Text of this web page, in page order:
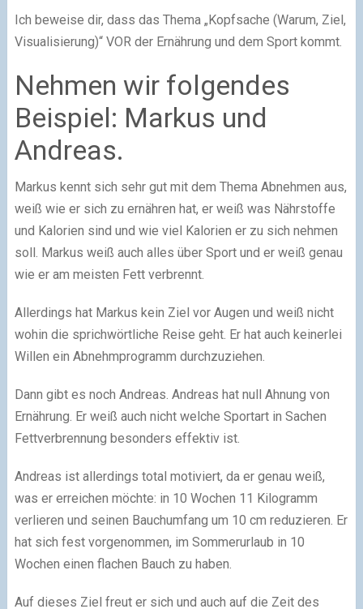
Ich beweise dir, dass das Thema „Kopfsache (Warum, Ziel,
Visualisierung)“ VOR der Ernährung und dem Sport kommt.
Nehmen wir folgendes
Beispiel: Markus und
Andreas.
Markus kennt sich sehr gut mit dem Thema Abnehmen aus,
weiß wie er sich zu ernähren hat, er weiß was Nährstoffe
und Kalorien sind und wie viel Kalorien er zu sich nehmen
soll. Markus weiß auch alles über Sport und er weiß genau
wie er am meisten Fett verbrennt.
Allerdings hat Markus kein Ziel vor Augen und weiß nicht
wohin die sprichwörtliche Reise geht. Er hat auch keinerlei
Willen ein Abnehmprogramm durchzuziehen.
Dann gibt es noch Andreas. Andreas hat null Ahnung von
Ernährung. Er weiß auch nicht welche Sportart in Sachen
Fettverbrennung besonders effektiv ist.
Andreas ist allerdings total motiviert, da er genau weiß,
was er erreichen möchte: in 10 Wochen 11 Kilogramm
verlieren und seinen Bauchumfang um 10 cm reduzieren. Er
hat sich fest vorgenommen, im Sommerurlaub in 10
Wochen einen flachen Bauch zu haben.
Auf dieses Ziel freut er sich und auch auf die Zeit des